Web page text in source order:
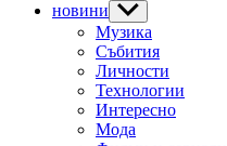
новини Show
sub
menu
Музика
Събития
Личности
Технологии
Интересно
Мода